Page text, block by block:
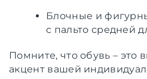
Блочные и
с пальто средней
Помните, что обувь – это
акцент вашей